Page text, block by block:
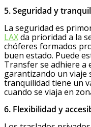
5. Seguridad y
La seguridad es
LAXda prioridad a la
chóferes formados
buen estado. Puede
Transfer se adhiere a
garantizando un viaje
tranquilidad tiene un
cuando se viaja en
6. Flexibilidad y